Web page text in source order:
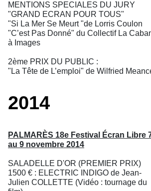
MENTIONS SPECIALES DU JURY
"GRAND ECRAN POUR TOUS"
"Si La Mer Se Meurt "de Lorris Coulon
"C’est Pas Donné" du Collectif La
à Images
2ème PRIX DU PUBLIC :
"La Tête de L’emploi" de Wilfried
2014
PALMARÈS 18e Festival Écran Libre
au 9 novembre 2014
SALADELLE D'OR (PREMIER PRIX)
1500 € : ELECTRIC INDIGO de Jean-
Julien COLLETTE (Vidéo : tournage du